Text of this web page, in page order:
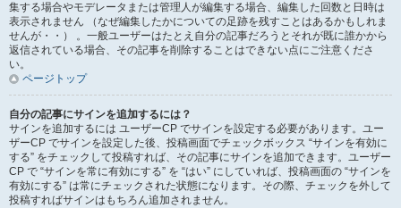
集する場合やモデレータまたは管理人が編集する場合、編集した回数と日時は
表示されません （なぜ編集したかについての足跡を残すことはあるかもしれま
せんが・・） 。一般ユーザーはたとえ自分の記事だろうとそれが既に誰かから
返信されている場合、その記事を削除することはできない点にご注意くださ
い。
ページトップ
自分の記事にサインを追加するには？
サインを追加するには ユーザーCP でサインを設定する必要があります。ユー
ザーCP でサインを設定した後、投稿画面でチェックボックス “サインを有効に
する” をチェックして投稿すれば、その記事にサインを追加できます。ユーザー
CP で “サインを常に有効にする” を “はい” にしていれば、投稿画面の “サインを
有効にする” は常にチェックされた状態になります。その際、チェックを外して
投稿すればサインはもちろん追加されません。